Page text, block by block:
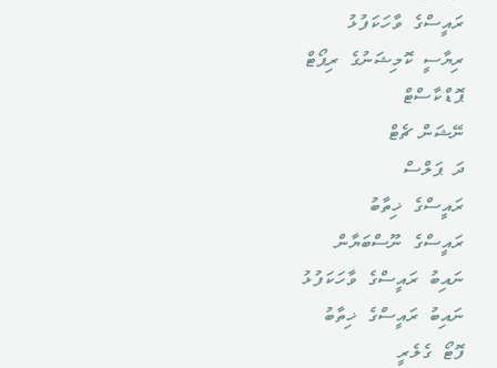
ރައީސްގެ ވާހަކަފުޅު
ރިޔާސީ ކޮމިޝަނުގެ ރިޕޯޓް
ޕޮޑްކާސްޓް
ނޭޝަން ޗެޓް
ދަ ޕަލްސް
ރައީސްގެ ޚިތާބު
ރައީސްގެ ނޫސްބަޔާން
ނައިބު ރައީސްގެ ވާހަކަފުޅު
ނައިބު ރައީސްގެ ޚިތާބު
ފޮޓޯ ގެލެރީ